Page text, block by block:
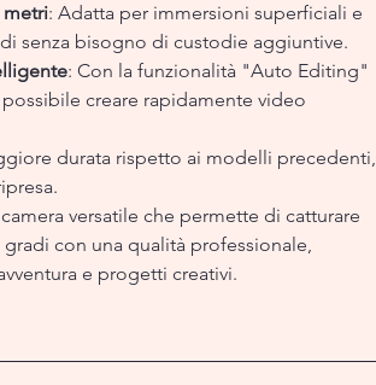
metri: Adatta per immersioni superficiali e
senza bisogno di custodie aggiuntive.
: Con la funzionalità "Auto Editing"
possibile creare rapidamente video
durata rispetto ai modelli precedenti,
versatile che permette di catturare
con una qualità professionale,
e progetti creativi.